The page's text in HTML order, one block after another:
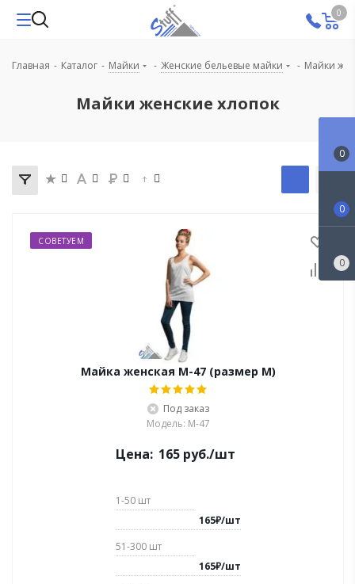
0
Майки женские хлопок
Главная - Каталог - Майки - Женские бельевые майки - Майки
СОВЕТУЕМ
Майка женская M-47 (размер M)
Под заказ
Модель: M-47
Цена: 165 руб./шт
1-50 шт
165₽/шт
51-300 шт
165₽/шт
0
0
0